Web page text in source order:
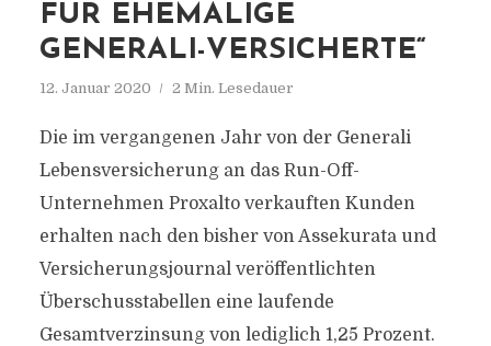
FÜR EHEMALIGE
GENERALI-VERSICHERTE“
12. Januar 2020 2 Min. Lesedauer
Die im vergangenen Jahr von der Generali
Lebensversicherung an das Run-Off-
Unternehmen Proxalto verkauften Kunden
erhalten nach den bisher von Assekurata und
Versicherungsjournal veröffentlichten
Überschusstabellen eine laufende
Gesamtverzinsung von lediglich 1,25 Prozent.